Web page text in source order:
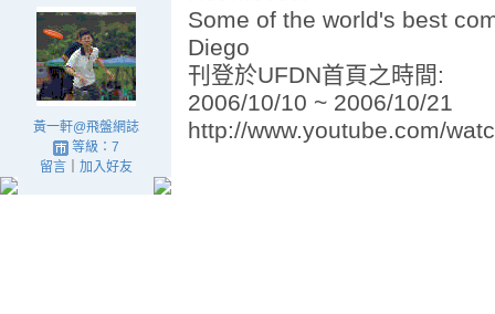
黃一軒@飛盤網誌
等級：7
留言｜ 加入好友
Some of the world's best
Diego
刊登於UFDN首頁之時間:
2006/10/10 ~ 2006/10/21
http://www.youtube.com/